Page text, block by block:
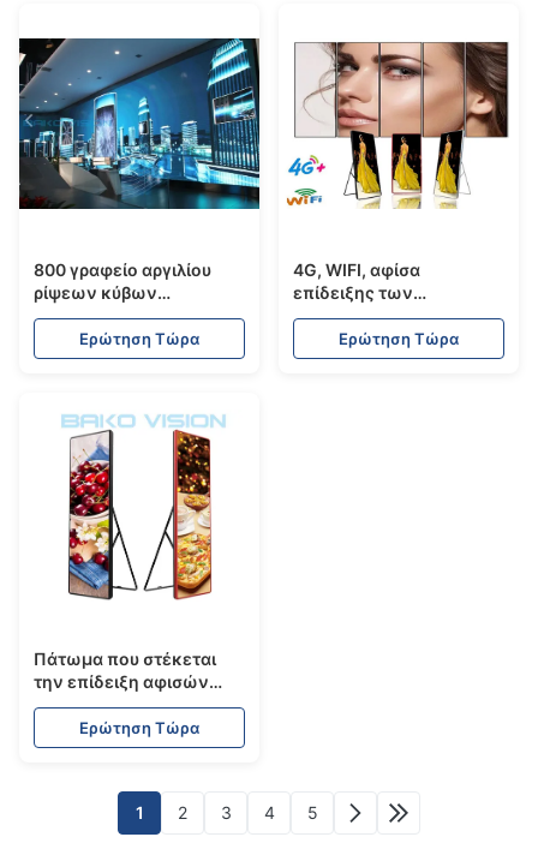
800 γραφείο αργιλίου
ρίψεων κύβων
εναλλασσόμενου
ρεύματος 110/220V
επίδειξης P2.5mm των
ψειρών
Ερώτηση Τώρα
4G, WIFI, αφίσα
επίδειξης των
οδηγήσεων καθρεφτών
σύνδεσης USB για τη
διαφήμιση λεωφόρων
Ερώτηση Τώρα
Πάτωμα που στέκεται
την επίδειξη αφισών
των ψηφιακών 2.5mm
οδηγήσεων πισσών
εξαιρετικά λεπτά
Ερώτηση Τώρα
1 2 3 4 5